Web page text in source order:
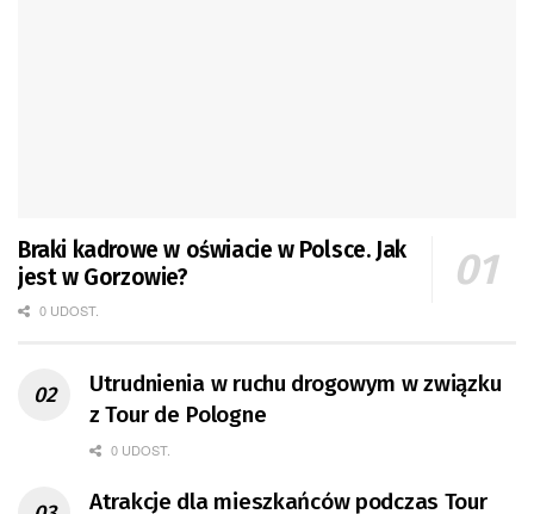
Braki kadrowe w oświacie w Polsce. Jak
jest w Gorzowie?
0 UDOST.
Utrudnienia w ruchu drogowym w związku
z Tour de Pologne
0 UDOST.
Atrakcje dla mieszkańców podczas Tour